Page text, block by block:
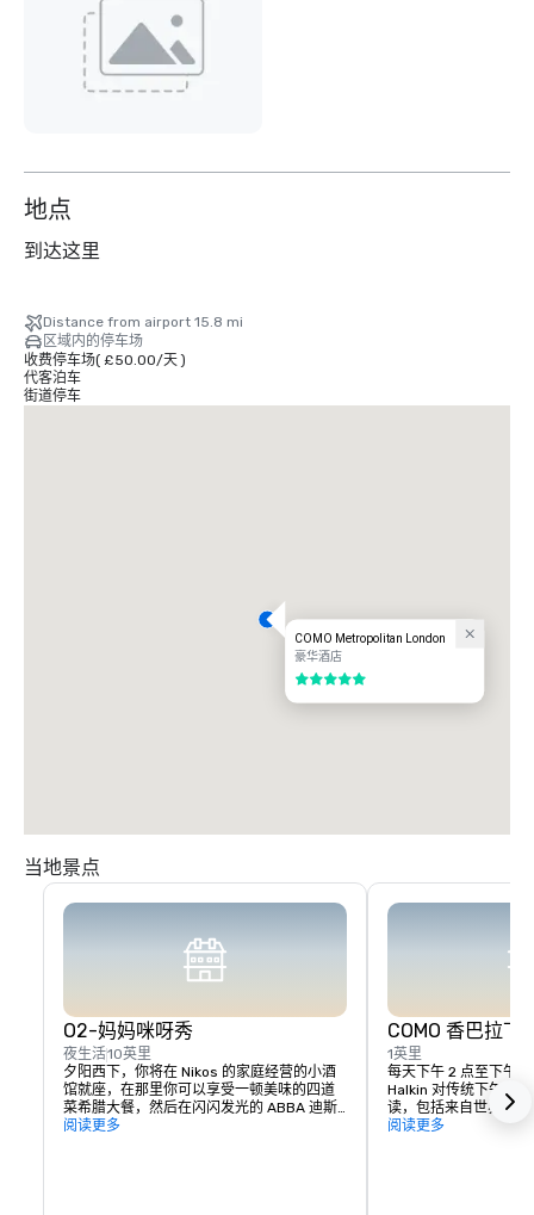
地点
到达这里
Distance from airport 15.8 mi
区域内的停车场
收费停车场( £50.00/天)
代客泊车
街道停车
COMO Metropolitan London
豪华酒店
5/5
当地景点
O2-妈妈咪呀秀
夜生活10英里
夕阳西下，你将在 Nikos 的家庭经营的小酒
馆就座，在那里你可以享受一顿美味的四道
菜希腊大餐，然后在闪闪发光的 ABBA 迪斯
科舞厅跳舞过夜。与家人和朋友一起计划前
阅读更多
COMO 香巴拉下
1英里
每天下午 2 点至下午 6
Halkin 对传统下午茶
读，包括来自世界各地
美食。
阅读更多